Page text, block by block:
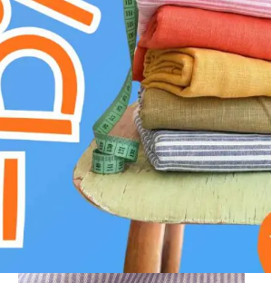
Dekorativna tkanina
Bernadette stripe coffee